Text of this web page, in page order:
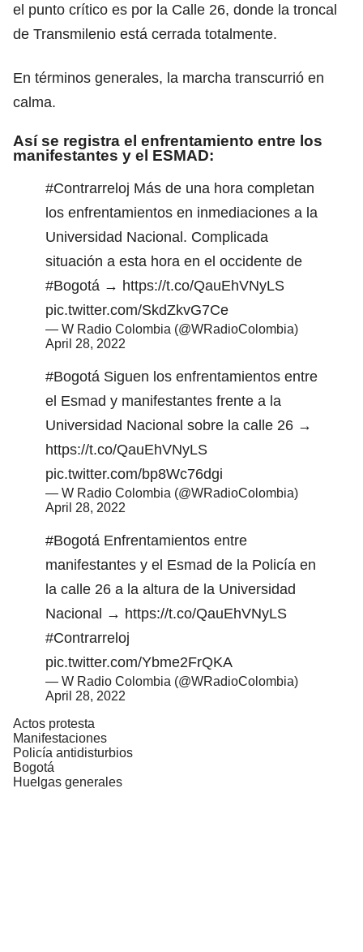
el punto crítico es por la Calle 26, donde la troncal
de Transmilenio está cerrada totalmente.
En términos generales, la marcha transcurrió en
calma.
Así se registra el enfrentamiento entre los
manifestantes y el ESMAD:
#Contrarreloj Más de una hora completan
los enfrentamientos en inmediaciones a la
Universidad Nacional. Complicada
situación a esta hora en el occidente de
#Bogotá → https://t.co/QauEhVNyLS
pic.twitter.com/SkdZkvG7Ce
— W Radio Colombia (@WRadioColombia)
April 28, 2022
#Bogotá Siguen los enfrentamientos entre
el Esmad y manifestantes frente a la
Universidad Nacional sobre la calle 26 →
https://t.co/QauEhVNyLS
pic.twitter.com/bp8Wc76dgi
— W Radio Colombia (@WRadioColombia)
April 28, 2022
#Bogotá Enfrentamientos entre
manifestantes y el Esmad de la Policía en
la calle 26 a la altura de la Universidad
Nacional → https://t.co/QauEhVNyLS
#Contrarreloj
pic.twitter.com/Ybme2FrQKA
— W Radio Colombia (@WRadioColombia)
April 28, 2022
Actos protesta
Manifestaciones
Policía antidisturbios
Bogotá
Huelgas generales